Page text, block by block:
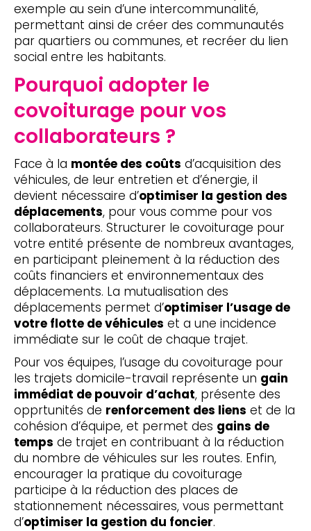
exemple au sein d’une intercommunalité,
permettant ainsi de créer des communautés
par quartiers ou communes, et recréer du lien
social entre les habitants.
Pourquoi adopter le
covoiturage pour vos
collaborateurs ?
Face à la montée des coûts d’acquisition des
véhicules, de leur entretien et d’énergie, il
devient nécessaire d’optimiser la gestion des
déplacements, pour vous comme pour vos
collaborateurs. Structurer le covoiturage pour
votre entité présente de nombreux avantages,
en participant pleinement à la réduction des
coûts financiers et environnementaux des
déplacements. La mutualisation des
déplacements permet d’optimiser l’usage de
votre flotte de véhicules et a une incidence
immédiate sur le coût de chaque trajet.
Pour vos équipes, l’usage du covoiturage pour
les trajets domicile-travail représente un gain
immédiat de pouvoir d’achat, présente des
opprtunités de renforcement des liens et de la
cohésion d’équipe, et permet des gains de
temps de trajet en contribuant à la réduction
du nombre de véhicules sur les routes. Enfin,
encourager la pratique du covoiturage
participe à la réduction des places de
stationnement nécessaires, vous permettant
d’optimiser la gestion du foncier.